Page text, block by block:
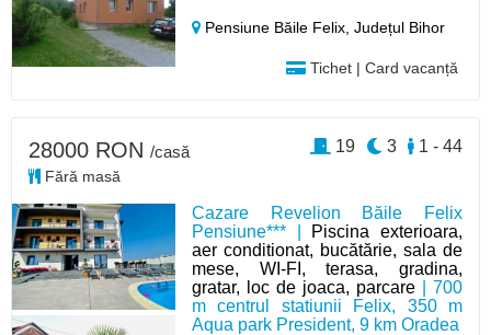
Pensiune Băile Felix,Județul Bihor
Tichet | Card vacanță
Cazare Revelion Băile Felix
Pensiune*** | Piscina exterioara,
aer conditionat, bucătărie, sala de
mese, WI-FI, terasa, gradina,
gratar, loc de joaca, parcare | 700
m centrul statiunii Felix, 350 m
Aqua park President, 9 km Oradea
28000 RON /casă
Fără masă
1 - 44
3
19